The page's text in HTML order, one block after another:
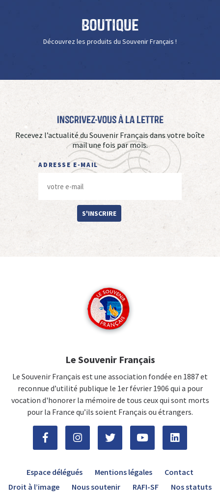
Boutique
Découvrez les produits du Souvenir Français !
Inscrivez-vous à La Lettre
Recevez l’actualité du Souvenir Français dans votre boîte
mail une fois par mois.
ADRESSE E-MAIL
S'INSCRIRE
Le Souvenir Français
Le Souvenir Français est une association fondée en 1887 et
reconnue d’utilité publique le 1er février 1906 qui a pour
vocation d'honorer la mémoire de tous ceux qui sont morts
pour la France qu’ils soient Français ou étrangers.
Espace délégués Mentions légales
Contact
Droit à l’image
Nous soutenir RAFI-SF Nos statuts